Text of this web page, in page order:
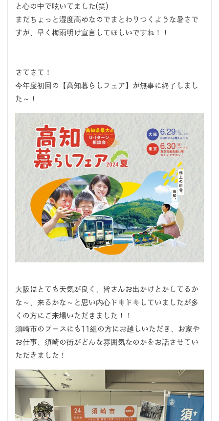
と心の中で呟いてました(笑)
まだちょっと湿度高めなのでまとわりつくような暑さで
すが、早く梅雨明け宣言してほしいですね！！
さてさて！
今年度初回の【高知暮らしフェア】が無事に終了しまし
た～！
大阪はとても天気が良く、皆さんお出かけとかしてるか
な～、来るかな～と思い内心ドキドキしていましたが多
くの方にご来場いただきました！！
須崎市のブースにも11組の方にお越しいただき、お家や
お仕事、須崎の街がどんな雰囲気なのかをお話させてい
ただきました！